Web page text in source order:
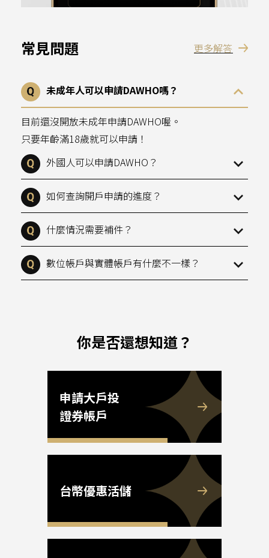
常見問題 更多解答
未成年人可以申請DAWHO嗎？
目前還沒開放未成年申請DAWHO喔。
只要年齡滿18歲就可以申請！
外國人可以申請DAWHO？
如何查詢開戶申請的進度？
什麼情況需要補件？
數位帳戶與實體帳戶有什麼不一樣？
你是否還想知道？
申請大戶投
證券帳戶
台幣優惠活儲